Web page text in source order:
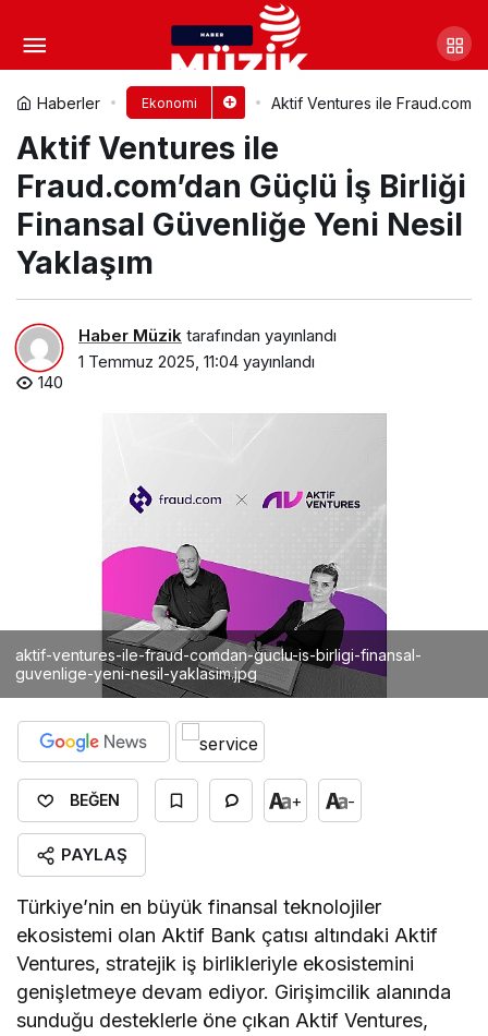
Haberler Ekonomi Aktif Ventures ile
Aktif Ventures ile
Fraud.com’dan Güçlü İş Birliği
Finansal Güvenliğe Yeni Nesil
Yaklaşım
Haber Müzik tarafından yayınlandı
1 Temmuz 2025, 11:04 yayınlandı
140
aktif-ventures-ile-fraud-comdan-guclu-is-birligi-finansal-
guvenlige-yeni-nesil-yaklasim.jpg
BEĞEN + -
PAYLAŞ
Türkiye’nin en büyük finansal teknolojiler
ekosistemi olan Aktif Bank çatısı altındaki Aktif
Ventures, stratejik iş birlikleriyle ekosistemini
genişletmeye devam ediyor. Girişimcilik alanında
sunduğu desteklerle öne çıkan Aktif Ventures,
Muradiye’de atık su arıtma
tesisi ve kolektör hattı için ihale süreci
başlıyor
Yorum Yap